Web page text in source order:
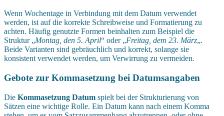
Wenn Wochentage in Verbindung mit dem Datum verwendet
werden, ist auf die korrekte Schreibweise und Formatierung zu
achten. Häufig genutzte Formen beinhalten zum Beispiel die
Struktur „Montag, den 5. April“ oder „Freitag, dem 23. März„.
Beide Varianten sind gebräuchlich und korrekt, solange sie
konsistent verwendet werden, um Verwirrung zu vermeiden.
Gebote zur Kommasetzung bei Datumsangaben
Die Kommasetzung Datum spielt bei der Strukturierung von
Sätzen eine wichtige Rolle. Ein Datum kann nach einem Komma